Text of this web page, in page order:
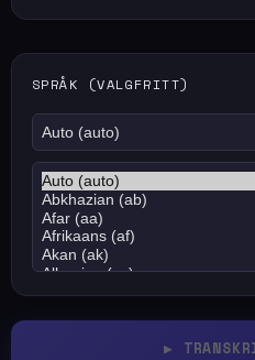
SPRÅK (VALGFRITT)
▶